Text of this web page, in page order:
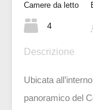
Camere da letto
4
Descrizione
Ubicata
panoramico del